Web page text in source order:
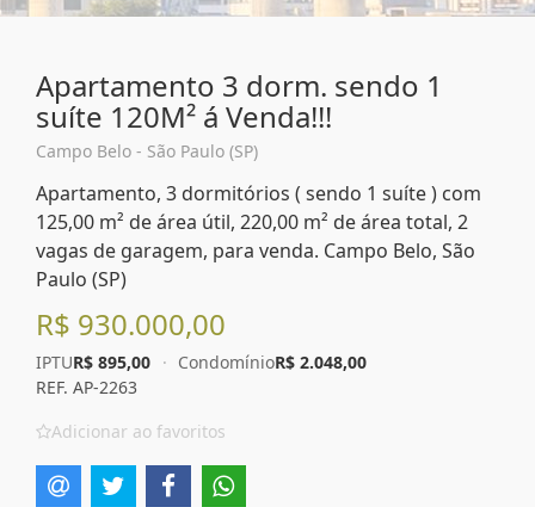
Apartamento 3 dorm. sendo 1
suíte 120M² á Venda!!!
Campo Belo - São Paulo (SP)
Apartamento, 3 dormitórios ( sendo 1 suíte ) com
125,00 m² de área útil, 220,00 m² de área total, 2
vagas de garagem, para venda. Campo Belo, São
Paulo (SP)
R$ 930.000,00
IPTUR$ 895,00 · CondomínioR$ 2.048,00
REF. AP-2263
Adicionar ao favoritos